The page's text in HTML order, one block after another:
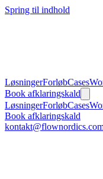
Spring til indhold
LøsningerForløbCases
Book afklaringskald
LøsningerForløbCases
Book afklaringskald